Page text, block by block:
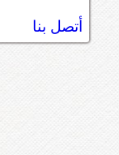
أتصل بنا